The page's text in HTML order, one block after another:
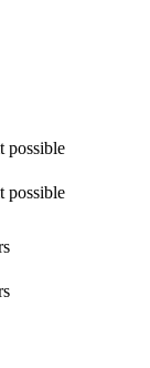
possible
possible